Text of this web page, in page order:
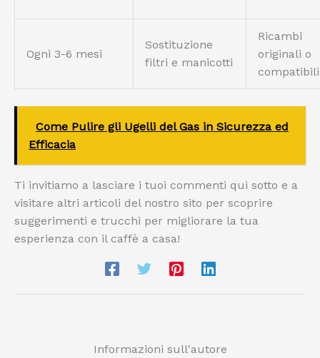
Ogni 3-6 mesi
Sostituzione
filtri e manicotti
Ricambi
originali o
compatibili
Come Pulire gli Ugelli del Gas in Sicurezza ed
Efficacia
Ti invitiamo a lasciare i tuoi commenti qui sotto e a
visitare altri articoli del nostro sito per scoprire
suggerimenti e trucchi per migliorare la tua
esperienza con il caffè a casa!
Informazioni sull'autore